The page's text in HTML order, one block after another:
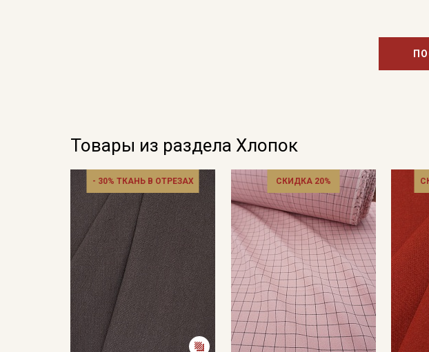
Товары из раздела Хлопок
- 30% ТКАНЬ В ОТРЕЗАХ СКИДКА 20%